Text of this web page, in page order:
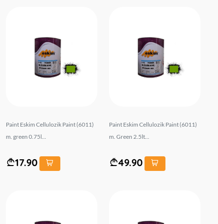
Paint Eskim Cellulozik Paint (6011)
m. green 0.75l...
17.90
Paint Eskim Cellulozik Paint (6011)
m. Green 2.5lt...
49.90